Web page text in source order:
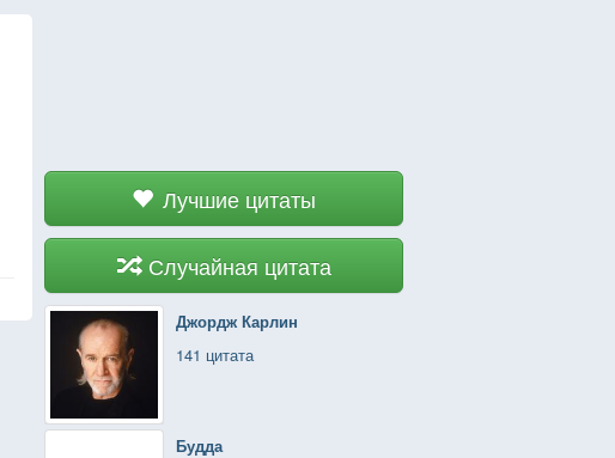
Лучшие цитаты
Случайная цитата
Джордж Карлин
141 цитата
Будда